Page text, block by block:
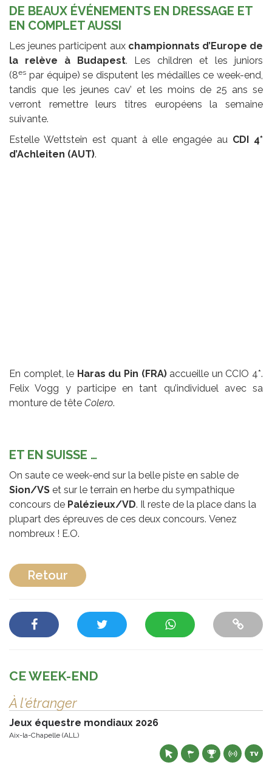
DE BEAUX ÉVÉNEMENTS EN DRESSAGE ET
EN COMPLET AUSSI
Les jeunes participent aux championnats d’Europe de
la relève à Budapest. Les children et les juniors
(8es par équipe) se disputent les médailles ce week-end,
tandis que les jeunes cav’ et les moins de 25 ans se
verront remettre leurs titres européens la semaine
suivante.
Estelle Wettstein est quant à elle engagée au CDI 4*
d’Achleiten (AUT).
En complet, le Haras du Pin (FRA) accueille un CCIO 4*.
Felix Vogg y participe en tant qu’individuel avec sa
monture de tête Colero.
ET EN SUISSE …
On saute ce week-end sur la belle piste en sable de
Sion/VS et sur le terrain en herbe du sympathique
concours de Palézieux/VD. Il reste de la place dans la
plupart des épreuves de ces deux concours. Venez
nombreux ! E.O.
Retour
CE WEEK-END
À l'étranger
Jeux équestre mondiaux 2026
Aix-la-Chapelle (ALL)